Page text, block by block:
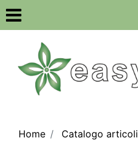
Open
Home Catalogo articoli